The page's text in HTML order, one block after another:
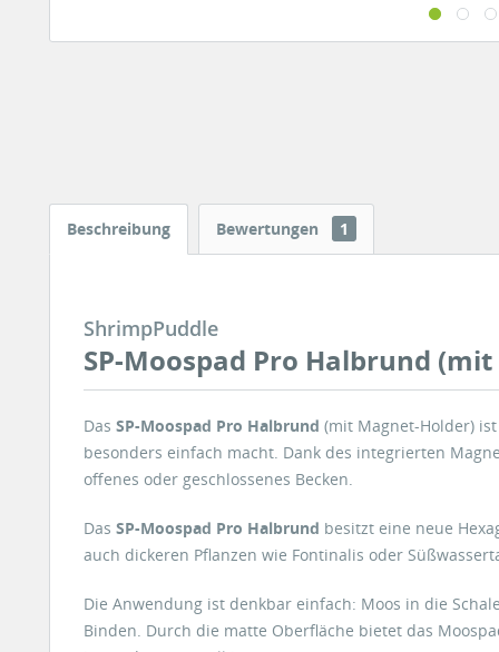
Beschreibung Bewertungen 1
ShrimpPuddle
SP-Moospad Pro Halbrund
Das SP‑Moospad Pro Halbrund (mit Magnet‑Holder)
besonders einfach macht. Dank des integrierten
offenes oder geschlossenes Becken.
Das SP‑Moospad Pro Halbrund besitzt eine neue
auch dickeren Pflanzen wie Fontinalis oder
Die Anwendung ist denkbar einfach: Moos in die
Binden. Durch die matte Oberfläche bietet das